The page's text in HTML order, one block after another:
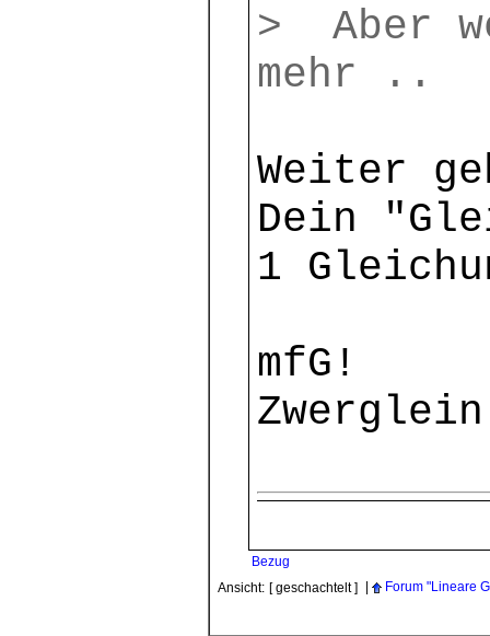
> Aber
mehr ..
Weiter
Dein
1
mfG!
Zwerglein
Bezug
Ansicht: [ geschachtelt ] Forum "Lineare